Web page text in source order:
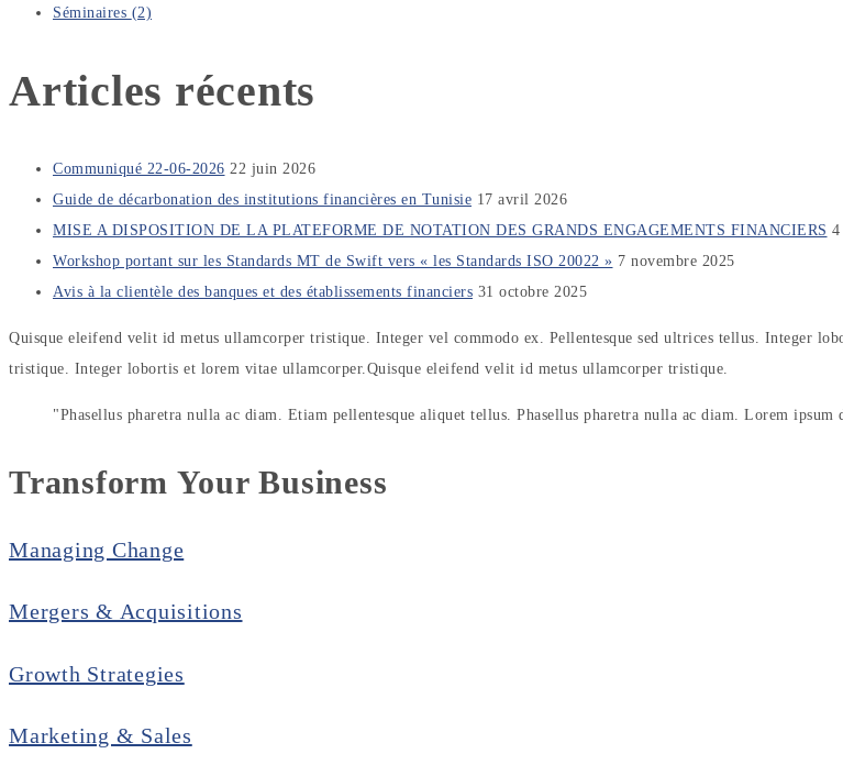
Séminaires (2)
Articles récents
Communiqué 22-06-2026 22 juin 2026
Guide de décarbonation des institutions financières en Tunisie 17 avril 2026
MISE A DISPOSITION DE LA PLATEFORME DE NOTATION DES GRANDS ENGAGEMENTS FINANCIERS 4
Workshop portant sur les Standards MT de Swift vers « les Standards ISO 20022 » 7 novembre 2025
Avis à la clientèle des banques et des établissements financiers 31 octobre 2025
Quisque eleifend velit id metus ullamcorper tristique. Integer vel commodo ex. Pellentesque sed ultrices tellus. Integer
tristique. Integer lobortis et lorem vitae ullamcorper.Quisque eleifend velit id metus ullamcorper tristique.
Phasellus pharetra nulla ac diam. Etiam pellentesque aliquet tellus. Phasellus pharetra nulla ac diam. Lorem
Transform YourBusiness
Managing Change
Mergers & Acquisitions
Growth Strategies
Marketing & Sales